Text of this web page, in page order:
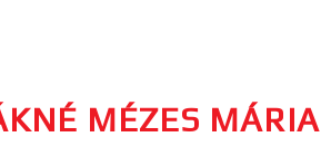
MÉZES MÁRIA